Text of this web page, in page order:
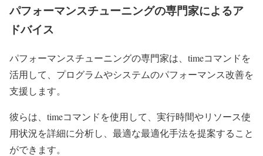
パフォーマンスチューニングの専門家によるア
ドバイス
パフォーマンスチューニングの専門家は、timeコマンドを
活用して、プログラムやシステムのパフォーマンス改善を
支援します。
彼らは、timeコマンドを使用して、実行時間やリソース使
用状況を詳細に分析し、最適な最適化手法を提案すること
ができます。